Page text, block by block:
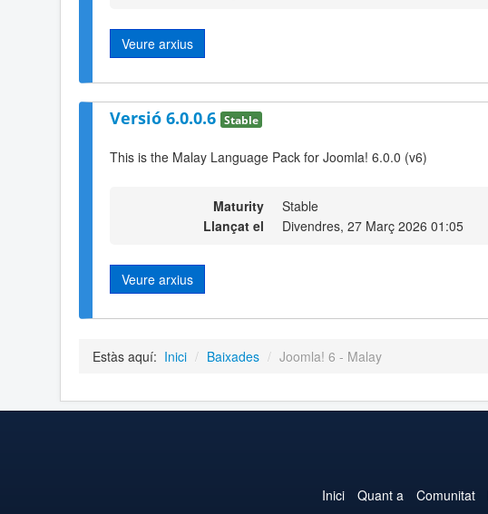
Veure arxius
Versió 6.0.0.6 Stable
This is the Malay Language Pack for Joomla! 6.0.0 (v6)
Maturity
Stable
Llançat el
Divendres, 27 Març 2026 01:05
Veure arxius
Estàs aquí: Inici / Baixades / Joomla! 6 - Malay
Inici Quant a Comunitat